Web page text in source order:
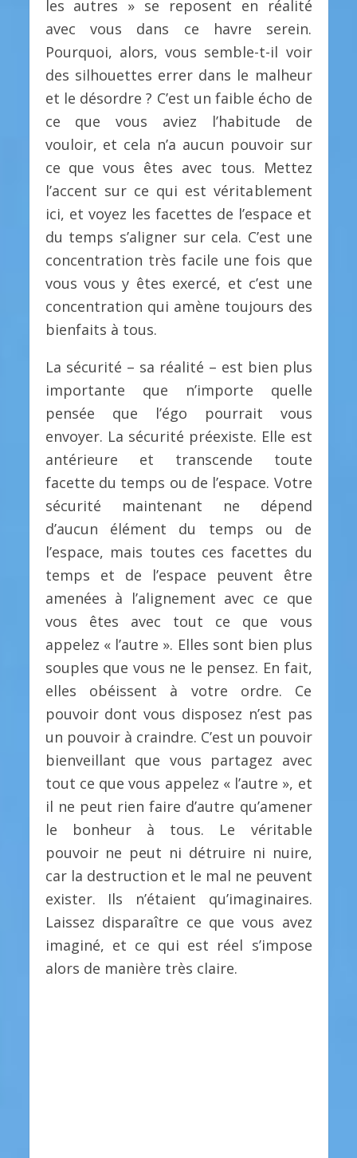
les autres » se reposent en réalité
avec vous dans ce havre serein.
Pourquoi, alors, vous semble-t-il voir
des silhouettes errer dans le malheur
et le désordre ? C’est un faible écho de
ce que vous aviez l’habitude de
vouloir, et cela n’a aucun pouvoir sur
ce que vous êtes avec tous. Mettez
l’accent sur ce qui est véritablement
ici, et voyez les facettes de l’espace et
du temps s’aligner sur cela. C’est une
concentration très facile une fois que
vous vous y êtes exercé, et c’est une
concentration qui amène toujours des
bienfaits à tous.
La sécurité – sa réalité – est bien plus
importante que n’importe quelle
pensée que l’égo pourrait vous
envoyer. La sécurité préexiste. Elle est
antérieure et transcende toute
facette du temps ou de l’espace. Votre
sécurité maintenant ne dépend
d’aucun élément du temps ou de
l’espace, mais toutes ces facettes du
temps et de l’espace peuvent être
amenées à l’alignement avec ce que
vous êtes avec tout ce que vous
appelez « l’autre ». Elles sont bien plus
souples que vous ne le pensez. En fait,
elles obéissent à votre ordre. Ce
pouvoir dont vous disposez n’est pas
un pouvoir à craindre. C’est un pouvoir
bienveillant que vous partagez avec
tout ce que vous appelez « l’autre », et
il ne peut rien faire d’autre qu’amener
le bonheur à tous. Le véritable
pouvoir ne peut ni détruire ni nuire,
car la destruction et le mal ne peuvent
exister. Ils n’étaient qu’imaginaires.
Laissez disparaître ce que vous avez
imaginé, et ce qui est réel s’impose
alors de manière très claire.